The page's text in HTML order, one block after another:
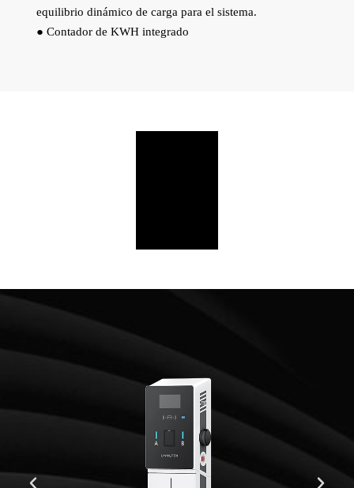
equilibrio dinámico de carga para el sistema.
● Contador de KWH integrado